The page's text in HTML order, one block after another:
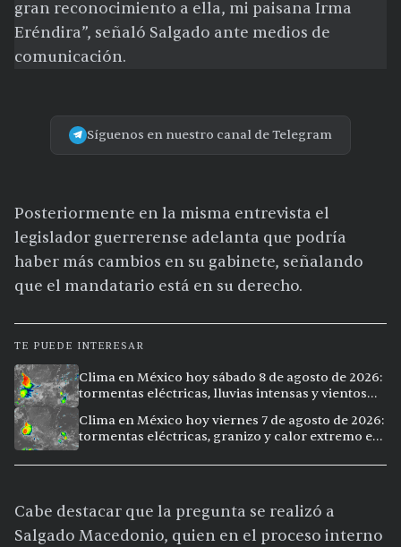
gran reconocimiento a ella, mi paisana Irma
Eréndira”, señaló Salgado ante medios de
comunicación.
Síguenos en nuestro canal de Telegram
Posteriormente en la misma entrevista el
legislador guerrerense adelanta que podría
haber más cambios en su gabinete, señalando
que el mandatario está en su derecho.
TE PUEDE INTERESAR
Clima en México hoy sábado 8 de agosto de 2026:
tormentas eléctricas, lluvias intensas y vientos
Clima en México hoy viernes 7 de agosto de 2026:
tormentas eléctricas, granizo y calor extremo en
Cabe destacar que la pregunta se realizó a
Salgado Macedonio, quien en el proceso interno